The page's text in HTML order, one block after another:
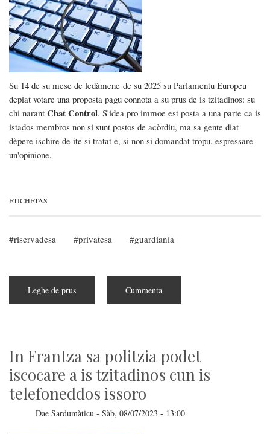
Su 14 de su mese de ledàmene de su 2025 su Parlamentu Europeu
depiat votare una proposta pagu connota a su prus de is tzitadinos: su
chi narant Chat Control. S'idea pro immoe est posta a una parte ca is
istados membros non si sunt postos de acòrdiu, ma sa gente diat
dèpere ischire de ite si tratat e, si non si domandat tropu, espressare
un'opinione.
ETICHETAS
riservadesa privatesa guardiania
Leghe de prus
Control:
Cummenta
In Frantza sa politzia podet
iscocare a is tzitadinos cun is
telefoneddos issoro
Dae Sardumàticu - Sàb, 08/07/2023 - 13:00